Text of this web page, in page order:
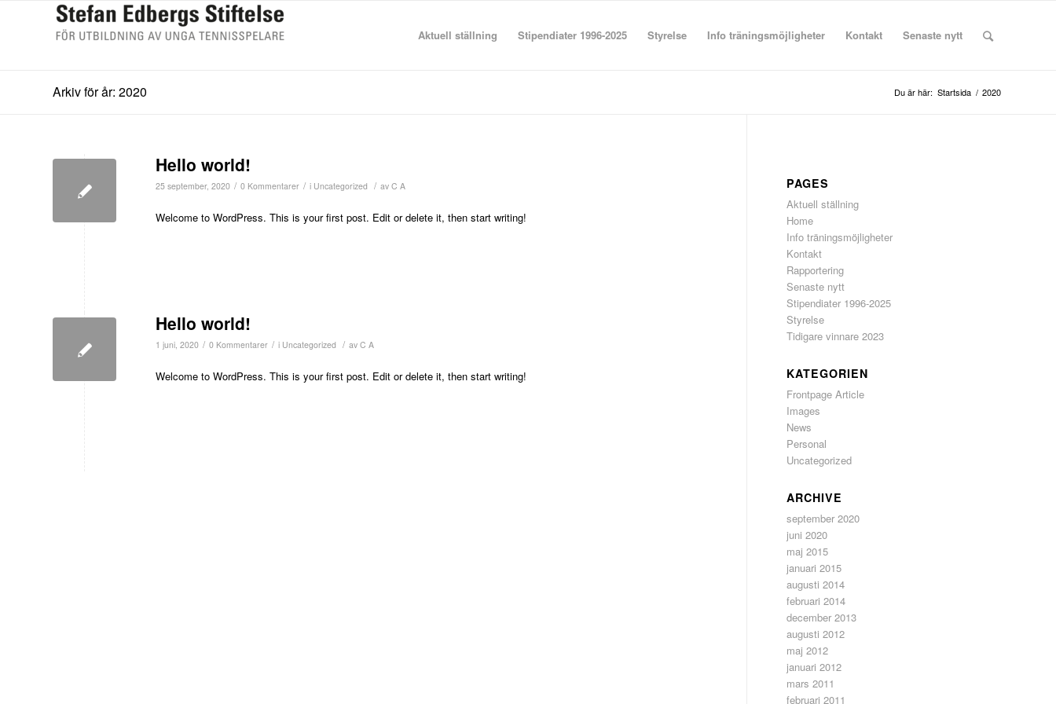
Aktuell ställning Stipendiater 1996-2025 Styrelse Info träningsmöjligheter Kontakt Senaste nytt
Arkiv för år: 2020 Du är här: Startsida / 2020
Hello world!
25 september, 2020 / 0 Kommentarer / i Uncategorized / av C A
Welcome to WordPress. This is your first post. Edit or delete it, then start writing!
Hello world!
1 juni, 2020 / 0 Kommentarer / i Uncategorized / av C A
Welcome to WordPress. This is your first post. Edit or delete it, then start writing!
PAGES
Aktuell ställning
Home
Info träningsmöjligheter
Kontakt
Rapportering
Senaste nytt
Stipendiater 1996-2025
Styrelse
Tidigare vinnare 2023
KATEGORIEN
Frontpage Article
Images
News
Personal
Uncategorized
ARCHIVE
september 2020
juni 2020
maj 2015
januari 2015
augusti 2014
februari 2014
december 2013
augusti 2012
maj 2012
januari 2012
mars 2011
februari 2011